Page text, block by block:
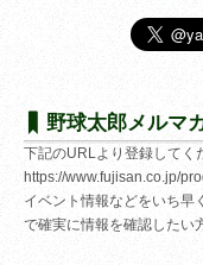
野球太郎メルマ
下記のURLより登録してく
https://www.fujisan.co.jp/
イベント情報などをいち早
で確実に情報を確認したい